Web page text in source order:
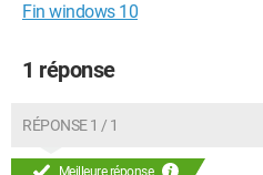
Fin windows 10
1 réponse
RÉPONSE 1 / 1
Meilleure réponse